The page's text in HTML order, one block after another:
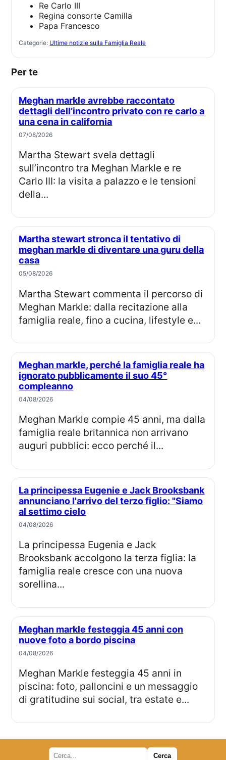
Re Carlo III
Regina consorte Camilla
Papa Francesco
Categorie: Ultime notizie sulla Famiglia Reale
Per te
Meghan markle avrebbe raccontato
dettagli dell’incontro privato con re carlo a
una cena in california
07/08/2026
Martha Stewart svela dettagli
sull’incontro tra Meghan Markle e re
Carlo III: la visita a palazzo e le tensioni
della...
Martha stewart stronca il tentativo di
meghan markle di diventare una guru della
casa
05/08/2026
Martha Stewart commenta il percorso di
Meghan Markle: dalla recitazione alla
famiglia reale, fino a cucina, lifestyle e...
Meghan markle, perché la famiglia reale ha
ignorato pubblicamente il suo 45°
compleanno
04/08/2026
Meghan Markle compie 45 anni, ma dalla
famiglia reale britannica non arrivano
auguri pubblici: ecco perché il...
La principessa Eugenie e Jack Brooksbank
annunciano l'arrivo del terzo figlio: "Siamo
al settimo cielo
04/08/2026
La principessa Eugenia e Jack
Brooksbank accolgono la terza figlia: la
famiglia reale cresce con una nuova
sorellina...
Meghan markle festeggia 45 anni con
nuove foto a bordo piscina
04/08/2026
Meghan Markle festeggia 45 anni in
piscina: foto, palloncini e un messaggio
di gratitudine sui social, tra estate e...